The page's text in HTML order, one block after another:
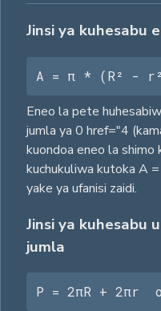
Jinsi ya kuhesabu
A = π * (R² -
Eneo la pete
jumla ya 0 href="4
kuondoa eneo la shimo
kuchukuliwa kutoka A
yake ya ufanisi zaidi.
Jinsi ya kuhesabu
jumla
P = 2πR + 2πr